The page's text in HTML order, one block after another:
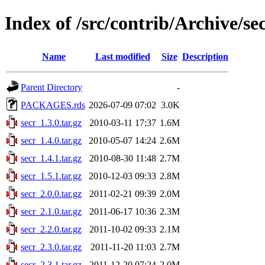
Index of /src/contrib/Archive/
Name Last modified Size Description
Parent Directory
-
PACKAGES.rds 2026-07-09 07:02 3.0K
secr_1.3.0.tar.gz
2010-03-11 17:37 1.6M
secr_1.4.0.tar.gz
2010-05-07 14:24 2.6M
secr_1.4.1.tar.gz
2010-08-30 11:48 2.7M
secr_1.5.1.tar.gz
2010-12-03 09:33 2.8M
secr_2.0.0.tar.gz
2011-02-21 09:39 2.0M
secr_2.1.0.tar.gz
2011-06-17 10:36 2.3M
secr_2.2.0.tar.gz
2011-10-02 09:33 2.1M
secr_2.3.0.tar.gz
2011-11-20 11:03 2.7M